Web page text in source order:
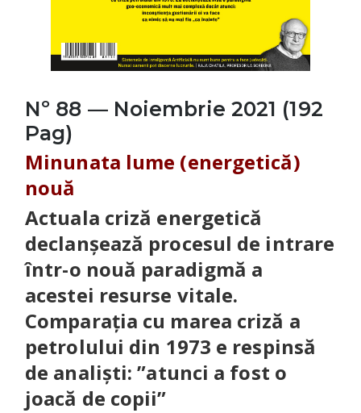
Nº 88 — Noiembrie 2021 (192
Pag)
Minunata lume (energetică)
nouă
Actuala criză energetică
declanșează procesul de intrare
într-o nouă paradigmă a
acestei resurse vitale.
Comparația cu marea criză a
petrolului din 1973 e respinsă
de analiști: ”atunci a fost o
joacă de copii”